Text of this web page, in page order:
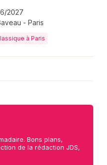
2027
- Paris
à Paris
Bons plans,
de la rédaction JDS,